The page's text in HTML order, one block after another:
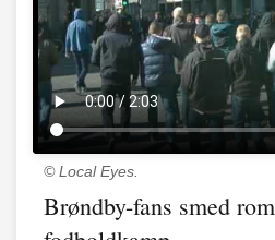
© Local Eyes.
Brøndby-fans smed